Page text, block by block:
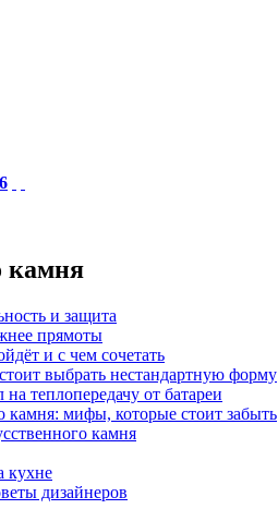
камня
и защита
прямоты
и с чем сочетать
выбрать нестандартную форму
теплопередачу от батареи
камня: мифы, которые стоит забыть
камня
кухне
дизайнеров